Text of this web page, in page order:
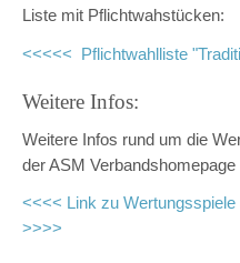
Liste mit Pflichtwahstücken:
<<<<< Pflichtwahlliste
Weitere Infos:
Weitere Infos rund um die
der ASM Verbandshomepage
<<<< Link zu
>>>>